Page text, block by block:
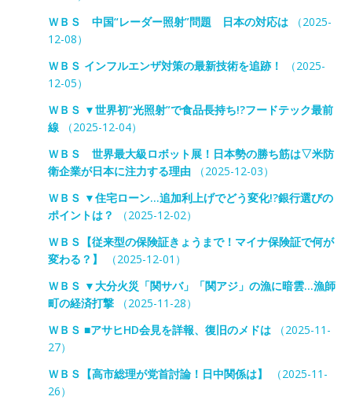
ＷＢＳ 中国“レーダー照射”問題 日本の対応は（2025-
12-08）
ＷＢＳ インフルエンザ対策の最新技術を追跡！
（2025-
12-05）
ＷＢＳ ▼世界初“光照射”で食品長持ち!?フードテック最前
線（2025-12-04）
ＷＢＳ 世界最大級ロボット展！日本勢の勝ち筋は▽米防
衛企業が日本に注力する理由（2025-12-03）
ＷＢＳ ▼住宅ローン…追加利上げでどう変化!?銀行選びの
ポイントは？
（2025-12-02）
ＷＢＳ【従来型の保険証きょうまで！マイナ保険証で何が
変わる？】
（2025-12-01）
ＷＢＳ ▼大分火災「関サバ」「関アジ」の漁に暗雲…漁師
町の経済打撃（2025-11-28）
ＷＢＳ ■アサヒHD会見を詳報、復旧のメドは（2025-11-
27）
ＷＢＳ【高市総理が党首討論！日中関係は】
（2025-11-
26）